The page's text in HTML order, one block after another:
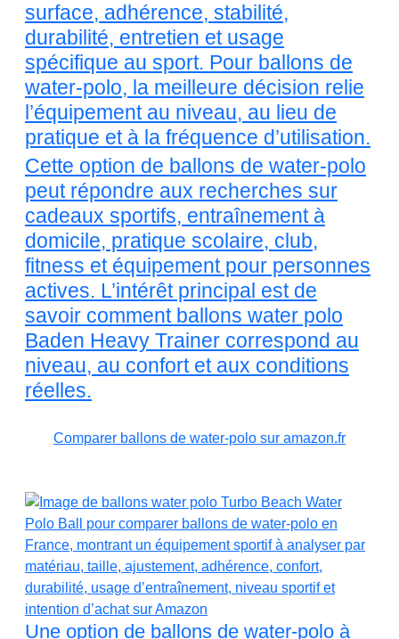
surface, adhérence, stabilité,
durabilité, entretien et usage
spécifique au sport. Pour ballons de
water-polo, la meilleure décision relie
l’équipement au niveau, au lieu de
pratique et à la fréquence d’utilisation.
Cette option de ballons de water-polo
peut répondre aux recherches sur
cadeaux sportifs, entraînement à
domicile, pratique scolaire, club,
fitness et équipement pour personnes
actives. L’intérêt principal est de
savoir comment ballons water polo
Baden Heavy Trainer correspond au
niveau, au confort et aux conditions
réelles.
Comparer ballons de water-polo sur amazon.fr
Une option de ballons de water-polo à